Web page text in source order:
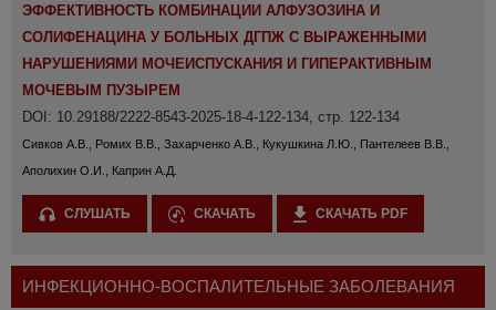
ЭФФЕКТИВНОСТЬ КОМБИНАЦИИ АЛФУЗОЗИНА И
СОЛИФЕНАЦИНА У БОЛЬНЫХ ДГПЖ С ВЫРАЖЕННЫМИ
НАРУШЕНИЯМИ МОЧЕИСПУСКАНИЯ И ГИПЕРАКТИВНЫМ
МОЧЕВЫМ ПУЗЫРЕМ
DOI: 10.29188/2222-8543-2025-18-4-122-134, стр. 122-134
Сивков А.В., Ромих В.В., Захарченко А.В., Кукушкина Л.Ю., Пантелеев В.В.,
Аполихин О.И., Каприн А.Д.
СЛУШАТЬ СКАЧАТЬ СКАЧАТЬ PDF
ИНФЕКЦИОННО-ВОСПАЛИТЕЛЬНЫЕ ЗАБОЛЕВАНИЯ